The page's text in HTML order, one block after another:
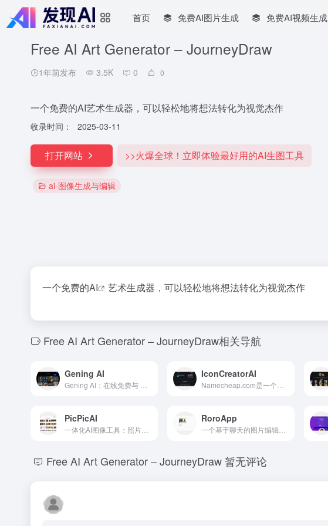
首页 免费AI图片生成 免费AI视频生成
Free AI Art Generator – JourneyDraw
1年前发布 3.5K 0 0
一个免费的AI艺术生成器，可以轻松地将想法转化为视觉杰作
收录时间： 2025-03-11
打开网站 >>火爆全球！立即体验最好用的AI生图工具
ai-图像生成与编辑
一个免费的AI 艺术生成器，可以轻松地将想法转化为视觉杰作
Free AI Art Generator – JourneyDraw相关导航
Gening AI IconCreatorAI
PicPicAI RoroApp
Free AI Art Generator – JourneyDraw暂无评论